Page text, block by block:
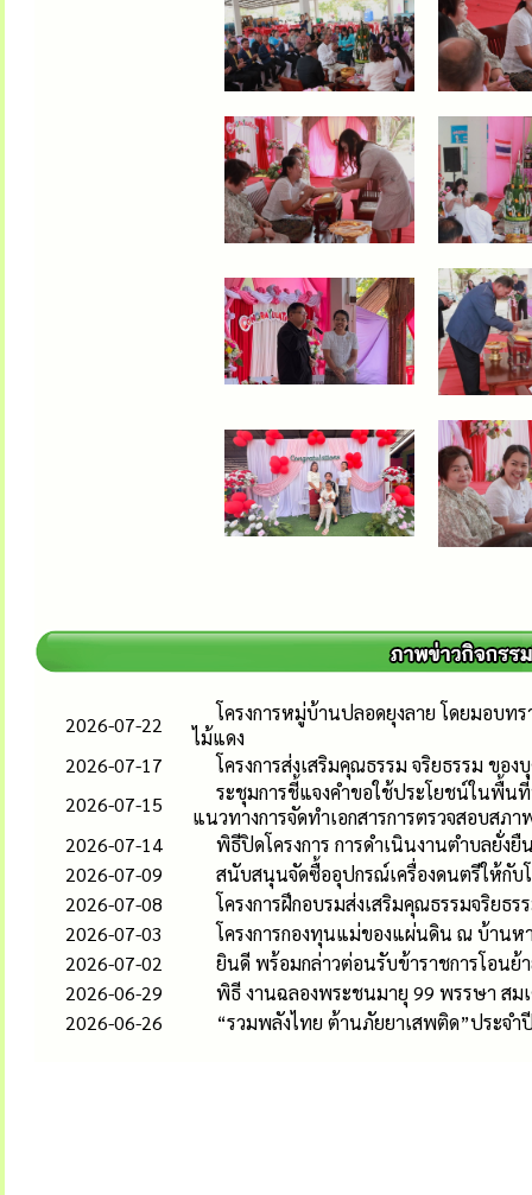
2026-07-22
โครงการหมู่บ้านปลอดยุงลาย โดยมอบท
ไม้แดง
2026-07-17
โครงการส่งเสริมคุณธรรม จริยธรรม ขอ
2026-07-15
ระชุมการชี้แจงคำขอใช้ประโยชน์ในพื้น
แนวทางการจัดทำเอกสารการตรวจสอบสภ
2026-07-14
พิธีปิดโครงการ การดำเนินงานตำบลยั่
2026-07-09
สนับสนุนจัดซื้ออุปกรณ์เครื่องดนตรีให้กับ
2026-07-08
โครงการฝึกอบรมส่งเสริมคุณธรรมจริยธ
2026-07-03
โครงการกองทุนแม่ของแผ่นดิน ณ บ้านห
2026-07-02
ยินดี พร้อมกล่าวต่อนรับข้าราชการโอนย้
2026-06-29
พิธี งานฉลองพระชนมายุ 99 พรรษา สม
2026-06-26
“รวมพลังไทย ต้านภัยยาเสพติด”ประจำ